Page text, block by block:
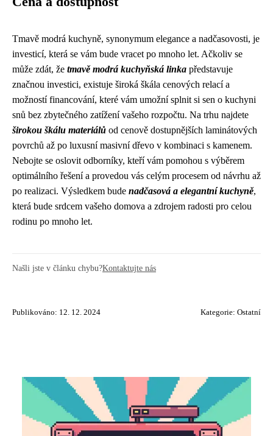
Tmavě modrá kuchyně, synonymum elegance a nadčasovosti, je
investicí, která se vám bude vracet po mnoho let. Ačkoliv se
může zdát, že tmavě modrá kuchyňská linka představuje
značnou investici, existuje široká škála cenových relací a
možností financování, které vám umožní splnit si sen o kuchyni
snů bez zbytečného zatížení vašeho rozpočtu. Na trhu najdete
širokou škálu materiálů od cenově dostupnějších laminátových
povrchů až po luxusní masivní dřevo v kombinaci s kamenem.
Nebojte se oslovit odborníky, kteří vám pomohou s výběrem
optimálního řešení a provedou vás celým procesem od návrhu až
po realizaci. Výsledkem bude nadčasová a elegantní kuchyně,
která bude srdcem vašeho domova a zdrojem radosti pro celou
rodinu po mnoho let.
Našli jste v článku chybu?Kontaktujte nás
Publikováno: 12. 12. 2024 Kategorie: Ostatní